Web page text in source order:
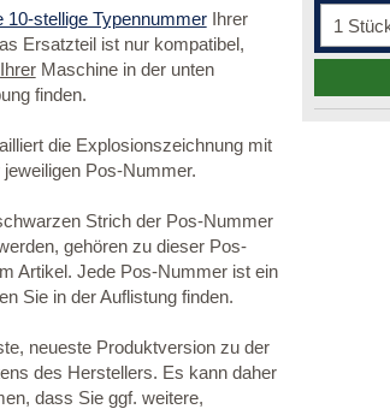
10-stellige TypennummerIhrer
Ersatzteil ist nur kompatibel,
IhrerMaschine in der unten
finden.
die Explosionszeichnung mit
Pos-Nummer.
Strich der Pos-Nummer
gehören zu dieser Pos-
Artikel. Jede Pos-Nummer ist ein
Sie in der Auflistung finden.
neueste Produktversion zu der
des Herstellers. Es kann daher
dass Sie ggf. weitere,